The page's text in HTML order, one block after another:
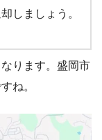
しましょう。
ります。盛岡市
ね。